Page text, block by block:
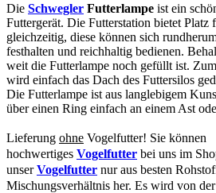
Die Schwegler Futterlampe ist ein
Futtergerät. Die Futterstation bietet Platz
gleichzeitig, diese können sich
festhalten und reichhaltig bedienen.
weit die Futterlampe noch gefüllt ist.
wird einfach das Dach des Futtersilos
Die Futterlampe ist aus langlebigem
über einen Ring einfach an einem Ast
Lieferung ohne Vogelfutter! Sie können
hochwertiges Vogelfutter bei uns im
unserVogelfutter nur aus besten
Mischungsverhältnis her. Es wird von